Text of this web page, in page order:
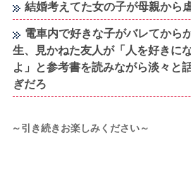
結婚考えてた女の子が母親から
電車内で好きな子がバレてから
生、見かねた友人が「人を好きに
よ」と参考書を読みながら淡々と
ぎだろ
～引き続きお楽しみください～